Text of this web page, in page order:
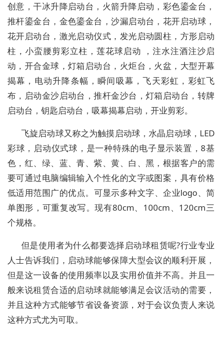
创意，干冰升降启动台，火箭升降启动，彩色鎏金台，
推杆鎏金台，金色鎏金台，沙漏启动台，花开启动球，
花开启动台，激光启动仪式，发光启动圆柱，方形启动
柱，小蛮腰剪彩立柱，莲花球启动 ，注水注酒注沙启
动，开合金球，灯箱启动台，火炬台，火盆，大型开幕
揭幕，电动升降条幅，瞬间吸幕，飞天彩虹，彩虹飞
布，启动金沙启动台，推杆金沙台，灯箱启动台，转牌
启动台，钥匙启动台，吸幕揭幕启动，开业剪彩。
飞旋启动球又称之为触摸启动球，水晶启动球，LED
彩球，启动仪式球，是一种特殊的电子显示装置，8基
色，红、绿、蓝、青、紫、黄、白、黑，根据客户的需
要可通过电脑编辑输入个性化的文字或图案，具有价格
低适用范围广的优点。可显示多种文字、企业logo、简
单图形，可重复改写。现有80cm、100cm、120cm三
个规格。
但是使用者为什么都要选择启动球租赁呢?行业专业
人士告诉我们，启动球能够保障大型会议的顺利开展，
但是这一设备的使用频率以及实用价值并不高。并且一
般来说租赁合适的启动球就能够满足会议活动的需要，
并且这种方式能够节省设备资源，对于会议负责人来说
这种方式尤为可取。